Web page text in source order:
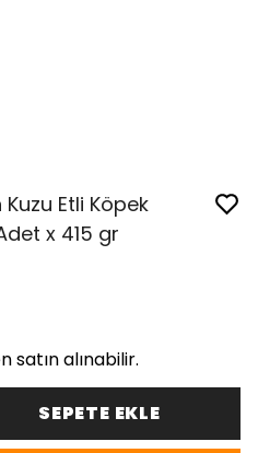
Etli Köpek
x 415 gr
satın alınabilir.
SEPETE EKLE